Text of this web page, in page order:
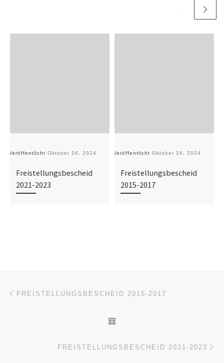
Veröffentlicht Oktober 24, 2024
Freistellungsbescheid
2021-2023
Veröffentlicht Oktober 24, 2024
Freistellungsbescheid
2015-2017
Beitragsnavigation
FREISTELLUNGSBESCHEID 2015-2017
FREISTELLUNGSBESCHEID 2021-2023